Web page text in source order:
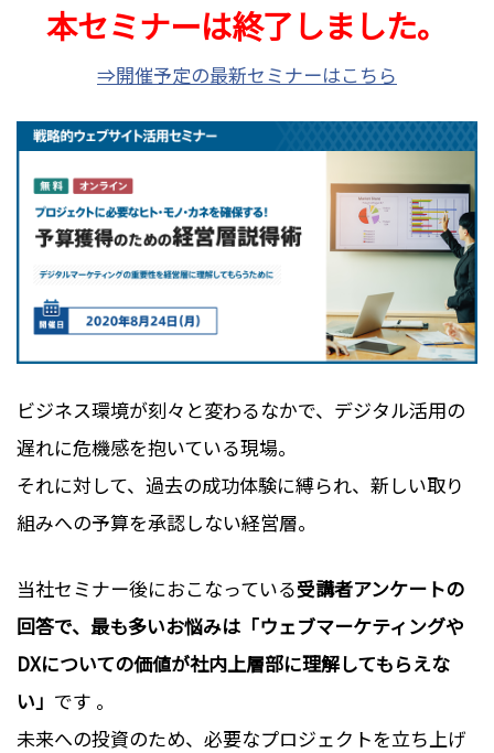
本セミナーは終了しました。
⇒開催予定の最新セミナーはこちら
ビジネス環境が刻々と変わるなかで、デジタル活用の
遅れに危機感を抱いている現場。
それに対して、過去の成功体験に縛られ、新しい取り
組みへの予算を承認しない経営層。
当社セミナー後におこなっている受講者アンケートの
回答で、最も多いお悩みは「ウェブマーケティングや
DXについての価値が社内上層部に理解してもらえな
い」 です 。
未来への投資のため、必要なプロジェクトを立ち上げ